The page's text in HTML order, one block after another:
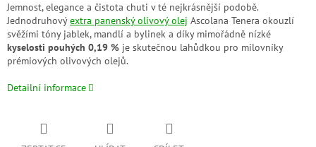
Jemnost, elegance a čistota chuti v té nejkrásnější podobě.
Jednodruhovýextra panenský olivový olej Ascolana Tenera okouzlí
svěžími tóny jablek, mandlí a bylinek a díky mimořádně nízké
kyselosti pouhých 0,19 % je skutečnou lahůdkou pro milovníky
prémiových olivových olejů.
Detailní informace